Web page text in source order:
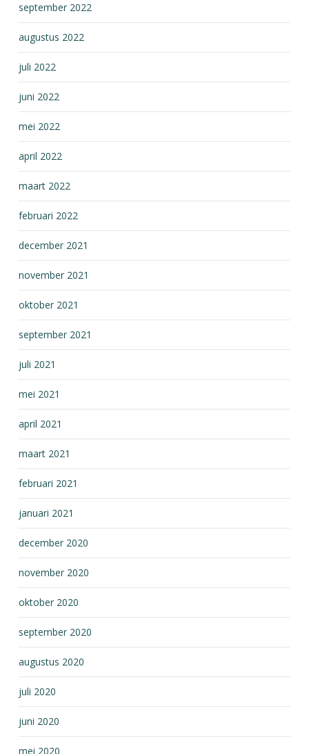
september 2022
augustus 2022
juli 2022
juni 2022
mei 2022
april 2022
maart 2022
februari 2022
december 2021
november 2021
oktober 2021
september 2021
juli 2021
mei 2021
april 2021
maart 2021
februari 2021
januari 2021
december 2020
november 2020
oktober 2020
september 2020
augustus 2020
juli 2020
juni 2020
mei 2020